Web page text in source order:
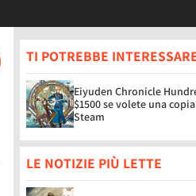
TI POTREBBE
Eiyuden Chronicle
$1500 se volete una
Steam
LE NOTIZIE PIÙ LETTE